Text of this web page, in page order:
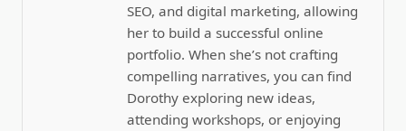
SEO, and digital marketing, allowing
her to build a successful online
portfolio. When she’s not crafting
compelling narratives, you can find
Dorothy exploring new ideas,
attending workshops, or enjoying